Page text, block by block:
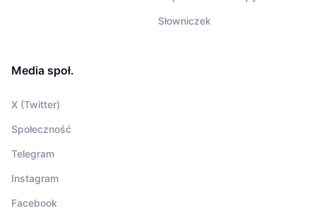
Słowniczek
Media społ.
X (Twitter)
Społeczność
Telegram
Instagram
Facebook